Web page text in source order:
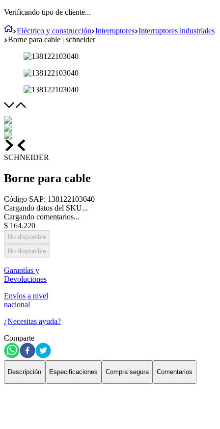
Verificando tipo de cliente...
Eléctrico y construcción Interruptores Interruptores industriales
Borne para cable | schneider
SCHNEIDER
Borne para cable
Código SAP: 138122103040
Cargando datos del SKU...
Cargando comentarios...
$ 164.220
No disponible
No disponible
Garantías y
Devoluciones
Envíos a nivel
nacional
¿Necesitas ayuda?
Comparte
Descripción Especificaciones Compra segura Comentarios